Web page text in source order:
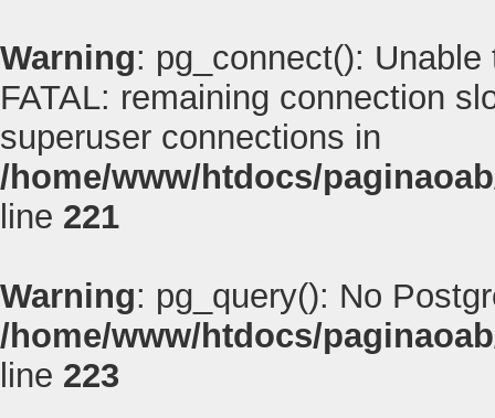
Warning: pg_connect():
FATAL: remaining connection
superuser connections in
/home/www/htdocs/
line 221
Warning: pg_query(): No
/home/www/htdocs/
line 223